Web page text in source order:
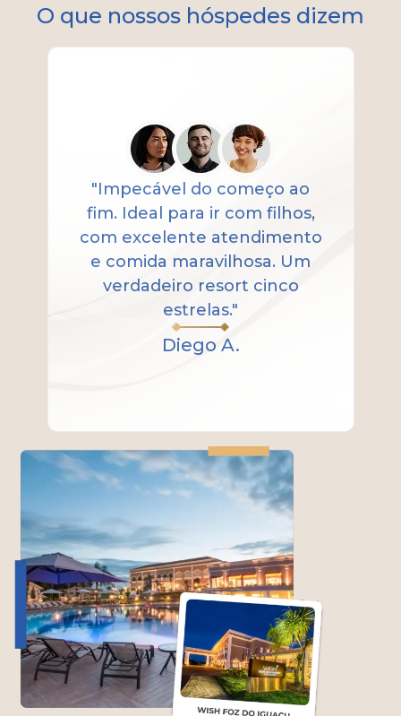
O que nossos hóspedes dizem
"Impecável do começo ao
fim. Ideal para ir com filhos,
com excelente atendimento
e comida maravilhosa. Um
verdadeiro resort cinco
estrelas."
Diego A.